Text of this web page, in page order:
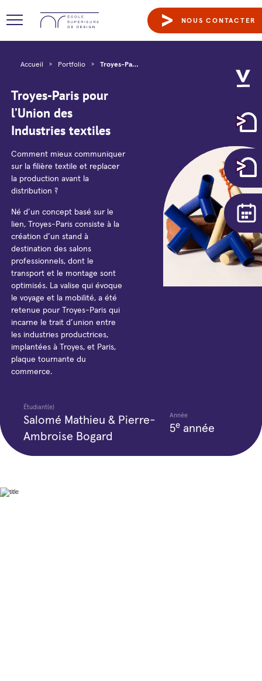
NOUS CONTACTER
Accueil > Portfolio > Troyes-Paris pour l’Union des Industries textiles
Troyes-Paris pour
l’Union des
Industries textiles
Comment mieux communiquer
sur la filière textile et replacer
la production avant la
distribution ?
Né d’un concept basé sur le
lien, Troyes-Paris consiste à la
création d’un stand à
destination des salons
professionnels, dont le
transport et le montage sont
optimisés. La valise qui évoque
le voyage et la mobilité, a été
retenue pour Troyes-Paris qui
incarne le trait d’union entre
les industries productrices,
implantées à Troyes, et Paris,
plaque tournante du
commerce.
Étudiant(e)
Salomé Mathieu & Pierre-
Ambroise Bogard
Année
5e année